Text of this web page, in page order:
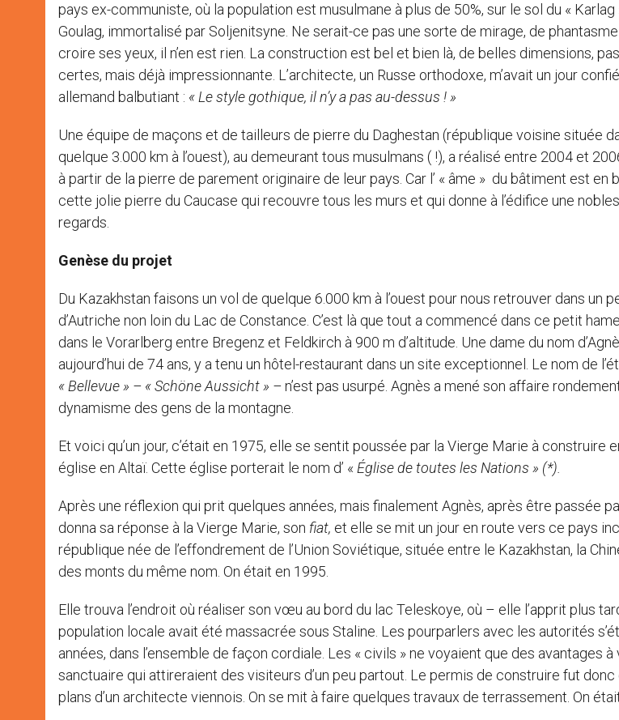
pays ex-communiste, où la population est musulmane à plus de 50%, sur le sol du «
Goulag, immortalisé par Soljenitsyne. Ne serait-ce pas une sorte de mirage, de
croire ses yeux, il n’en est rien. La construction est bel et bien là, de belles dimensions,
certes, mais déjà impressionnante. L’architecte, un Russe orthodoxe, m’avait un jour
allemand balbutiant : « Le style gothique, il n’y a pas au-dessus ! »
Une équipe de maçons et de tailleurs de pierre du Daghestan (république voisine située
quelque 3.000 km à l’ouest), au demeurant tous musulmans ( !), a réalisé entre 2004 et
à partir de la pierre de parement originaire de leur pays. Car l’ « âme » du bâtiment est en
cette jolie pierre du Caucase qui recouvre tous les murs et qui donne à l’édifice une
regards.
Genèse du projet
Du Kazakhstan faisons un vol de quelque 6.000 km à l’ouest pour nous retrouver dans un
d’Autriche non loin du Lac de Constance. C’est là que tout a commencé dans ce petit
dans le Vorarlberg entre Bregenz et Feldkirch à 900 m d’altitude. Une dame du nom
aujourd’hui de 74 ans, y a tenu un hôtel-restaurant dans un site exceptionnel. Le nom de
« Bellevue » – « Schöne Aussicht » –n’est pas usurpé. Agnès a mené son affaire
dynamisme des gens de la montagne.
Et voici qu’un jour, c’était en 1975, elle se sentit poussée par la Vierge Marie à construire
église en Altaï. Cette église porterait le nom d’ « Église de toutes les Nations » (*).
Après une réflexion qui prit quelques années, mais finalement Agnès, après être passée
donna sa réponse à la Vierge Marie, son fiat, et elle se mit un jour en route vers ce pays
république née de l’effondrement de l’Union Soviétique, située entre le Kazakhstan, la
des monts du même nom. On était en 1995.
Elle trouva l’endroit où réaliser son vœu au bord du lac Teleskoye, où – elle l’apprit plus
population locale avait été massacrée sous Staline. Les pourparlers avec les autorités
années, dans l’ensemble de façon cordiale. Les « civils » ne voyaient que des avantages
sanctuaire qui attireraient des visiteurs d’un peu partout. Le permis de construire fut donc
plans d’un architecte viennois. On se mit à faire quelques travaux de terrassement. On était